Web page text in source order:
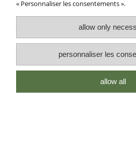
« Personnaliser les consentements ».
allow only
personnaliser les
allow all